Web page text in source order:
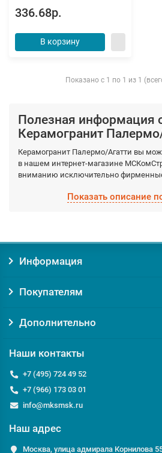
336.68р.
В корзину
Показано с 1 по 1 из 1
Полезная информация
Керамогранит
Керамогранит Палермо/Агатти вы
в нашем интернет-магазине
вниманию исключительно
фабрично из качественных
Заказывая товар Керамогранит
Уверенность в оригинальности
Гарантию на товар от
Доставку по Москве от 0 руб;
курьером или транспортной
Если у вас есть вопросы относительно
удовольствием ответим на них по
или email:
info@msckomstroy.com
Показать описание
Информация
Покупателям
Дополнительно
Наши контакты
+7 (495) 724 49 52
+7 (966) 173 03 01
info@mksmsk.ru
Наш адрес
Москва, улица адмирала Корнилова